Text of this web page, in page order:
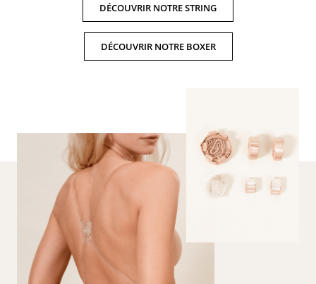
DÉCOUVRIR NOTRE STRING
DÉCOUVRIR NOTRE BOXER